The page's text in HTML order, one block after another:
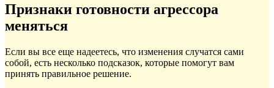
Признаки готовности агрессора
меняться
Если вы все еще надеетесь, что изменения случатся сами
собой, есть несколько подсказок, которые помогут вам
принять правильное решение.